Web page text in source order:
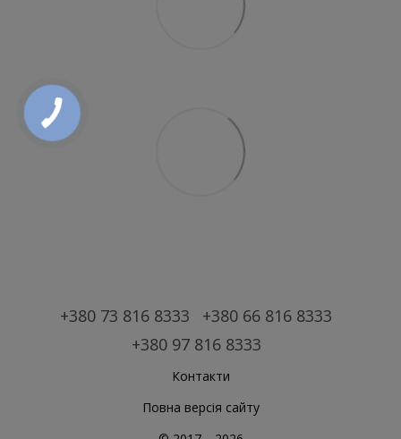
+380 73 816 8333
+380 66 816 8333
+380 97 816 8333
Контакти
Повна версія сайту